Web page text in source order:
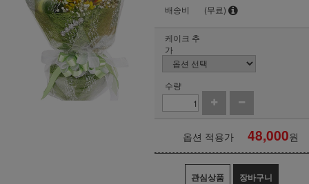
배송비
(무료)
케이크 추
가
수량
옵션 적용가 48,000원
관심상품 장바구니